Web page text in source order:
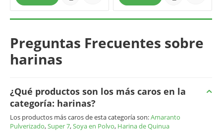
Preguntas Frecuentes sobre
harinas
¿Qué productos son los más caros en la
categoría: harinas?
Los productos más caros de esta categoría son:Amaranto
Pulverizado,Super 7,Soya en Polvo, Harina de Quinua